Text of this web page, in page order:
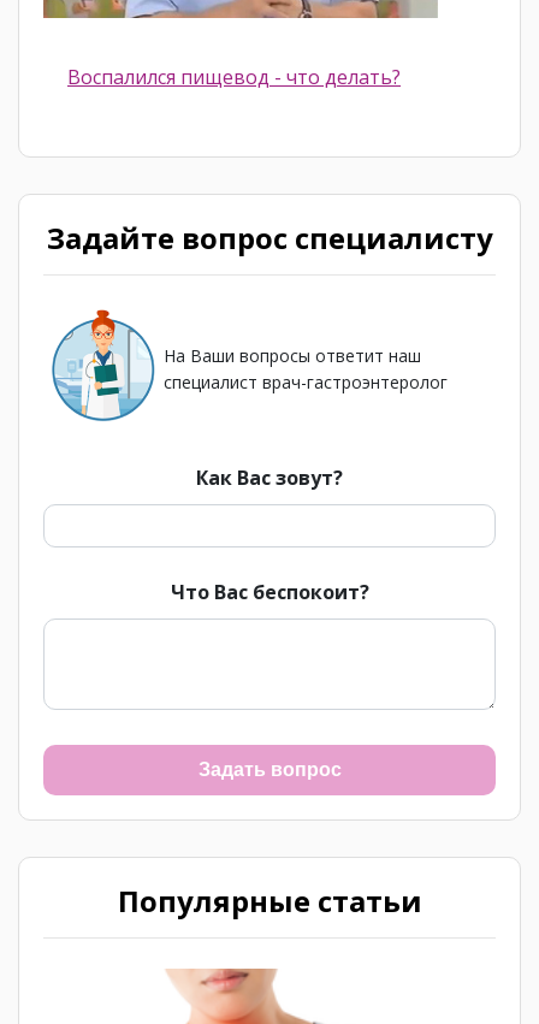
Воспалился пищевод - что делать?
Задайте вопрос специалисту
На Ваши вопросы ответит наш
специалист врач-гастроэнтеролог
Как Вас зовут?
Что Вас беспокоит?
Задать вопрос
Популярные статьи